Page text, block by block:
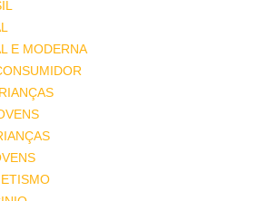
E MODERNA